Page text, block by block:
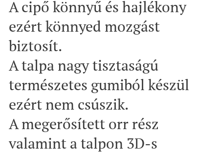
A cipő könnyű és hajlékony
ezért könnyed mozgást
biztosít.
A talpa nagy tisztaságú
természetes gumiból készül
ezért nem csúszik.
A megerősített orr rész
valamint a talpon 3D-s